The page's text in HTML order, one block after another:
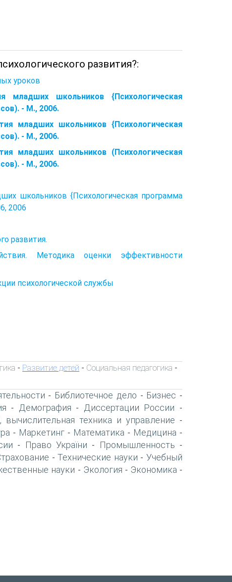
развития?:
уроков
младших школьников {Психологическая
- М., 2006.
младших школьников {Психологическая
- М., 2006.
младших школьников (Психологическая
- М., 2006.
школьников {Психологическая программа
2006
развития.
Методика оценки эффективности
психологической службы
- Развитие детей - Социальная педагогика -
- Библиотечное дело - Бизнес -
- Демография - Диссертации России -
вычислительная техника и управление -
- Маркетинг - Математика - Медицина -
- Право України - Промышленность -
-Технические науки -Учебный
науки - Экология - Экономика -